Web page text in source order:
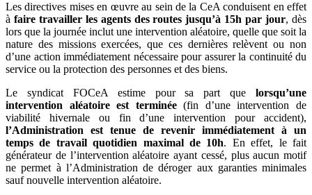
Les directives mises en œuvre au sein de la CeA conduisent en effet
à faire travailler les agents des routes jusqu’à 15h par jour, dès
lors que la journée inclut une intervention aléatoire, quelle que soit la
nature des missions exercées, que ces dernières relèvent ou non
d’une action immédiatement nécessaire pour assurer la continuité du
service ou la protection des personnes et des biens.
Le syndicat FOCeA estime pour sa part que lorsqu’une
intervention aléatoire est terminée(fin d’une intervention de
viabilité hivernale ou fin d’une intervention pour accident),
l’Administration est tenue de revenir immédiatement à un
temps de travail quotidien maximal de 10h. En effet, le fait
générateur de l’intervention aléatoire ayant cessé, plus aucun motif
ne permet à l’Administration de déroger aux garanties minimales
sauf nouvelle intervention aléatoire.